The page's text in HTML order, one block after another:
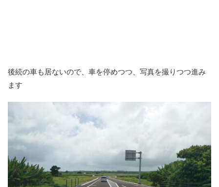
後続の車も居ないので、車を停めつつ、写真を撮りつつ進み
ます